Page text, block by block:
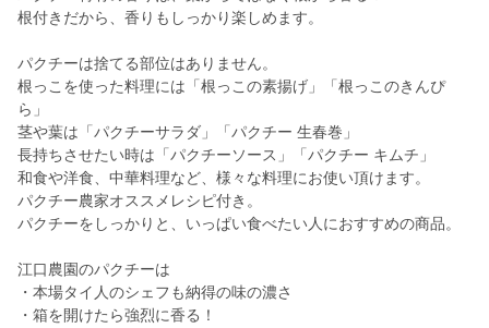
根付きだから、香りもしっかり楽しめます。
パクチーは捨てる部位はありません。
根っこを使った料理には「根っこの素揚げ」「根っこのきんぴ
ら」
茎や葉は「パクチーサラダ」「パクチー 生春巻」
長持ちさせたい時は「パクチーソース」「パクチー キムチ」
和食や洋食、中華料理など、様々な料理にお使い頂けます。
パクチー農家オススメレシピ付き。
パクチーをしっかりと、いっぱい食べたい人におすすめの商品。
江口農園のパクチーは
・本場タイ人のシェフも納得の味の濃さ
・箱を開けたら強烈に香る！